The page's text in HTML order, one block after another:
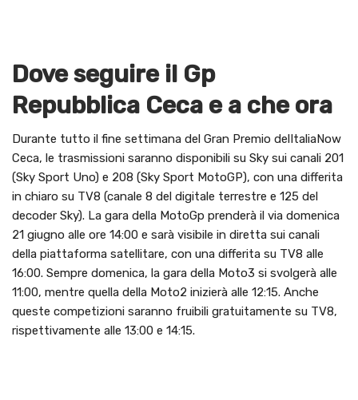
Dove seguire il Gp
Repubblica Ceca e a che ora
Durante tutto il fine settimana del Gran Premio delItaliaNow
Ceca, le trasmissioni saranno disponibili su Sky sui canali 201
(Sky Sport Uno) e 208 (Sky Sport MotoGP), con una differita
in chiaro su TV8 (canale 8 del digitale terrestre e 125 del
decoder Sky). La gara della MotoGp prenderà il via domenica
21 giugno alle ore 14:00 e sarà visibile in diretta sui canali
della piattaforma satellitare, con una differita su TV8 alle
16:00. Sempre domenica, la gara della Moto3 si svolgerà alle
11:00, mentre quella della Moto2 inizierà alle 12:15. Anche
queste competizioni saranno fruibili gratuitamente su TV8,
rispettivamente alle 13:00 e 14:15.